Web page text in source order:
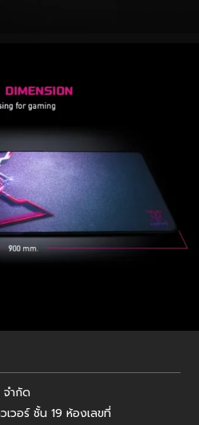
จำกัด
เวอร์ ชั้น 19 ห้องเลขที่